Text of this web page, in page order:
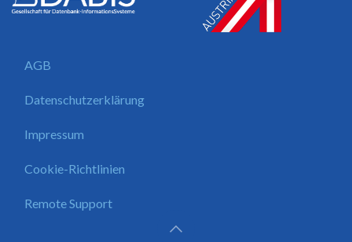
AGB
Datenschutzerklärung
Impressum
Cookie-Richtlinien
Remote Support